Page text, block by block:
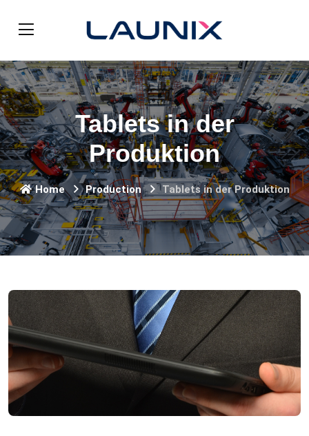
Tablets in der
Produktion
Home Production Tablets in der Produktion